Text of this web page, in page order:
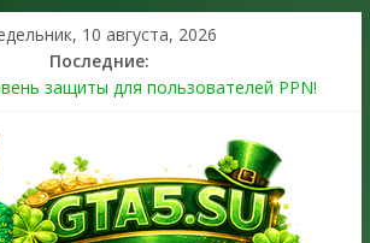
10 августа, 2026
Последние:
защиты для пользователей PPN!
выйдет в GTA Online уже 14 июля
Games Social Club ошибка #1.500.7:
аккаунт и войти без проблем в 2026